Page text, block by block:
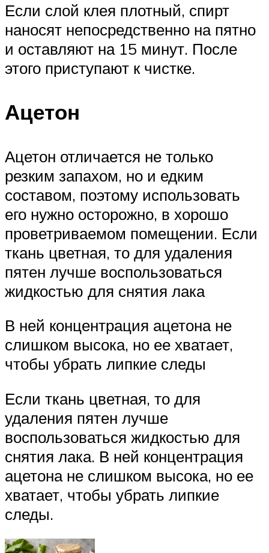
Если слой клея плотный, спирт
наносят непосредственно на пятно
и оставляют на 15 минут. После
этого приступают к чистке.
Ацетон
Ацетон отличается не только
резким запахом, но и едким
составом, поэтому использовать
его нужно осторожно, в хорошо
проветриваемом помещении. Если
ткань цветная, то для удаления
пятен лучше воспользоваться
жидкостью для снятия лака
В ней концентрация ацетона не
слишком высока, но ее хватает,
чтобы убрать липкие следы
Если ткань цветная, то для
удаления пятен лучше
воспользоваться жидкостью для
снятия лака. В ней концентрация
ацетона не слишком высока, но ее
хватает, чтобы убрать липкие
следы.